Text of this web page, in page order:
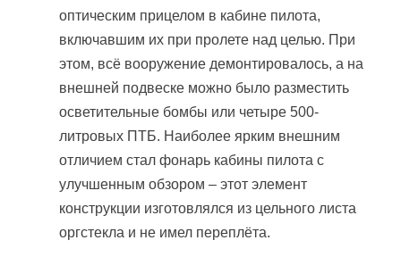
оптическим прицелом в кабине пилота,
включавшим их при пролете над целью. При
этом, всё вооружение демонтировалось, а на
внешней подвеске можно было разместить
осветительные бомбы или четыре 500-
литровых ПТБ. Наиболее ярким внешним
отличием стал фонарь кабины пилота с
улучшенным обзором – этот элемент
конструкции изготовлялся из цельного листа
оргстекла и не имел переплёта.